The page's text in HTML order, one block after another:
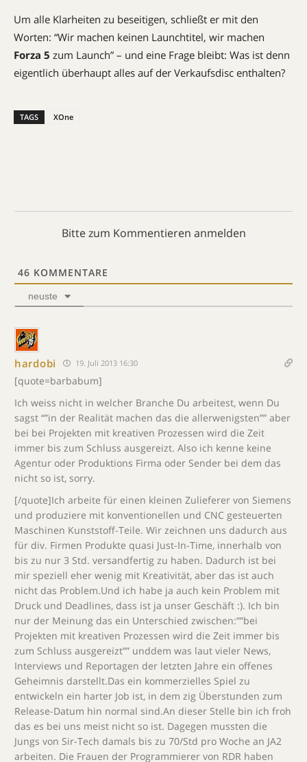
Um alle Klarheiten zu beseitigen, schließt er mit den
Worten: “Wir machen keinen Launchtitel, wir machen
Forza 5 zum Launch” – und eine Frage bleibt: Was ist denn
eigentlich überhaupt alles auf der Verkaufsdisc enthalten?
TAGS XOne
Bitte zum Kommentieren anmelden
46 KOMMENTARE
neuste
hardobi 19. Juli 2013 16:30
[quote=barbabum]
Ich weiss nicht in welcher Branche Du arbeitest, wenn Du
sagst “”in der Realität machen das die allerwenigsten”” aber
bei bei Projekten mit kreativen Prozessen wird die Zeit
immer bis zum Schluss ausgereizt. Also ich kenne keine
Agentur oder Produktions Firma oder Sender bei dem das
nicht so ist, sorry.
[/quote]Ich arbeite für einen kleinen Zulieferer von Siemens
und produziere mit konventionellen und CNC gesteuerten
Maschinen Kunststoff-Teile. Wir zeichnen uns dadurch aus
für div. Firmen Produkte quasi Just-In-Time, innerhalb von
bis zu nur 3 Std. versandfertig zu haben. Dadurch ist bei
mir speziell eher wenig mit Kreativität, aber das ist auch
nicht das Problem.Und ich habe ja auch kein Problem mit
Druck und Deadlines, dass ist ja unser Geschäft :). Ich bin
nur der Meinung das ein Unterschied zwischen:””bei
Projekten mit kreativen Prozessen wird die Zeit immer bis
zum Schluss ausgereizt”” unddem was laut vieler News,
Interviews und Reportagen der letzten Jahre ein offenes
Geheimnis darstellt.Das ein kommerzielles Spiel zu
entwickeln ein harter Job ist, in dem zig Überstunden zum
Release-Datum hin normal sind.An dieser Stelle bin ich froh
das es bei uns meist nicht so ist. Dagegen mussten die
Jungs von Sir-Tech damals bis zu 70/Std pro Woche an JA2
arbeiten. Die Frauen der Programmierer von RDR haben